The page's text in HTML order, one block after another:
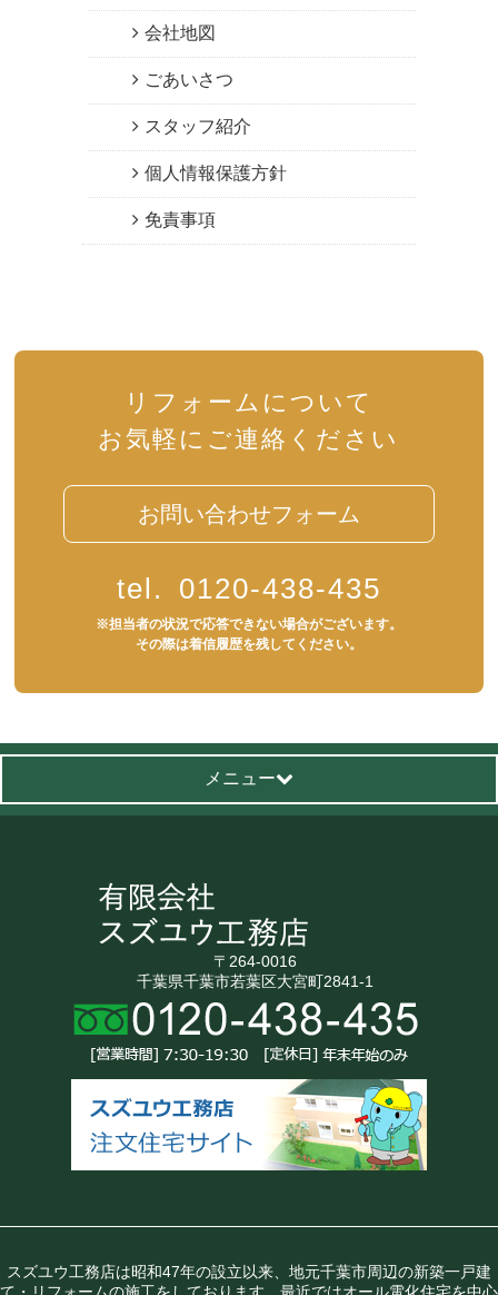
会社地図
ごあいさつ
スタッフ紹介
個人情報保護方針
免責事項
リフォームについて
お気軽にご連絡ください
お問い合わせフォーム
tel. 0120-438-435
※担当者の状況で応答できない場合がございます。
その際は着信履歴を残してください。
メニュー
〒264-0016
千葉県千葉市若葉区大宮町2841-1
スズユウ工務店は昭和47年の設立以来、地元千葉市周辺の新築一戸建
て・リフォームの施工をしております。最近ではオール電化住宅を中心